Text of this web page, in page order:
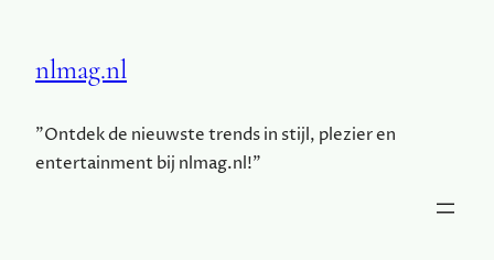
nlmag.nl
"Ontdek de nieuwste trends in stijl, plezier en
entertainment bij nlmag.nl!"